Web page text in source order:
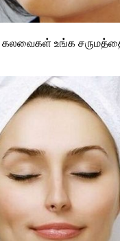
கலவைகள் உங்க